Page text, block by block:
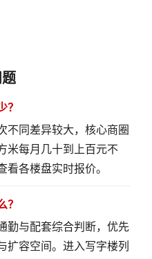
？
不同差异较大，核心商圈
米每月几十到上百元不
看各楼盘实时报价。
？
勤与配套综合判断，优先
扩容空间。 进入写字楼列